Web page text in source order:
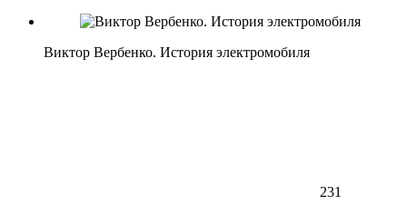
Виктор Вербенко. История электромобиля
231